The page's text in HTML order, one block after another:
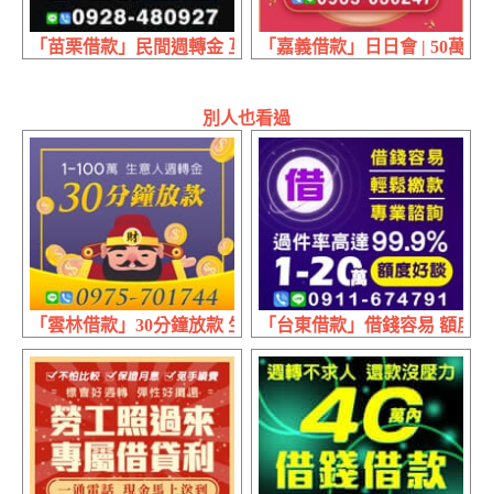
「苗栗借款」民間週轉金 互助會 | 1~10萬 免押免保當日撥款
「嘉義借款」日日會 | 50萬內
別人也看過
「雲林借款」30分鐘放款 生意人週轉金 | 1~100萬
「台東借款」借錢容易 額度